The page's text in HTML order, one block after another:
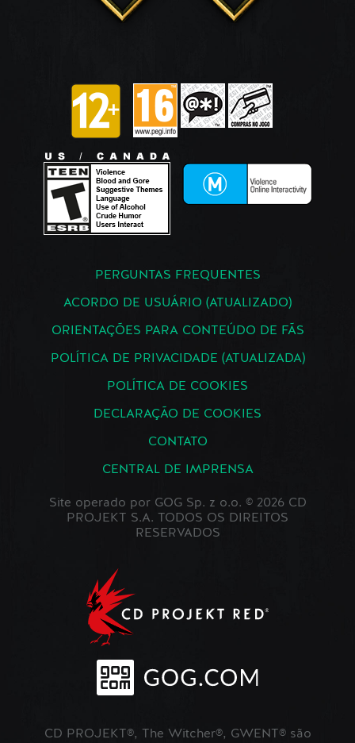
PERGUNTAS FREQUENTES
ACORDO DE USUÁRIO (ATUALIZADO)
ORIENTAÇÕES PARA CONTEÚDO DE FÃS
POLÍTICA DE PRIVACIDADE (ATUALIZADA)
POLÍTICA DE COOKIES
DECLARAÇÃO DE COOKIES
CONTATO
CENTRAL DE IMPRENSA
Site operado por GOG Sp. z o.o. © 2026 CD
PROJEKT S.A. TODOS OS DIREITOS
RESERVADOS
CD PROJEKT®, The Witcher®, GWENT® são